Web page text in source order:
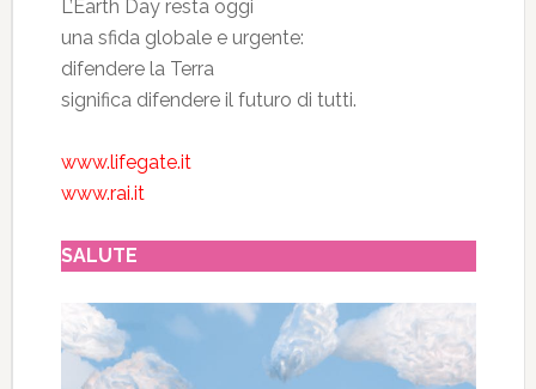
L’Earth Day resta oggi
una sfida globale e urgente:
difendere la Terra
significa difendere il futuro di tutti.
www.lifegate.it
www.rai.it
SALUTE